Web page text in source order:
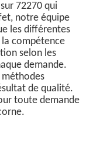
72270 qui
notre équipe
les différentes
compétence
selon les
demande.
méthodes
de qualité.
toute demande